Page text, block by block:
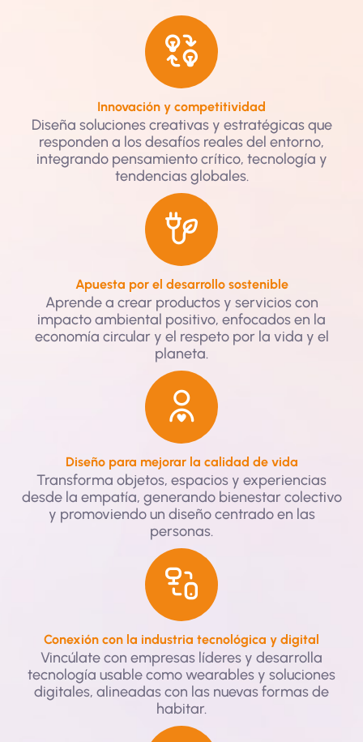
Innovación y competitividad
Diseña soluciones creativas y estratégicas que
responden a los desafíos reales del entorno,
integrando pensamiento crítico, tecnología y
tendencias globales.
Apuesta por el desarrollo sostenible
Aprende a crear productos y servicios con
impacto ambiental positivo, enfocados en la
economía circular y el respeto por la vida y el
planeta.
Diseño para mejorar la calidad de vida
Transforma objetos, espacios y experiencias
desde la empatía, generando bienestar colectivo
y promoviendo un diseño centrado en las
personas.
Conexión con la industria tecnológica y digital
Vincúlate con empresas líderes y desarrolla
tecnología usable como wearables y soluciones
digitales, alineadas con las nuevas formas de
habitar.